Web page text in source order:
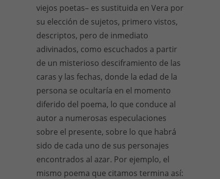
viejos poetas– es sustituida en Vera por
su elección de sujetos, primero vistos,
descriptos, pero de inmediato
adivinados, como escuchados a partir
de un misterioso desciframiento de las
caras y las fechas, donde la edad de la
persona se ocultaría en el momento
diferido del poema, lo que conduce al
autor a numerosas especulaciones
sobre el presente, sobre lo que habrá
sido de cada uno de sus personajes
encontrados al azar. Por ejemplo, el
mismo poema que citamos termina así: